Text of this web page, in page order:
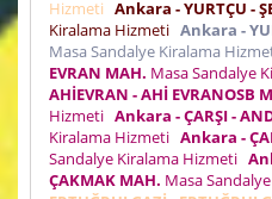
Hizmeti Ankara - YURTÇU -
Kiralama Hizmeti Ankara -
Masa Sandalye Kiralama
EVRAN MAH. Masa Sandalye
AHİEVRAN - AHİ EVRANOSB
Hizmeti Ankara - ÇARŞI -
Kiralama Hizmeti Ankara -
Sandalye Kiralama Hizmeti
ÇAKMAK MAH. Masa